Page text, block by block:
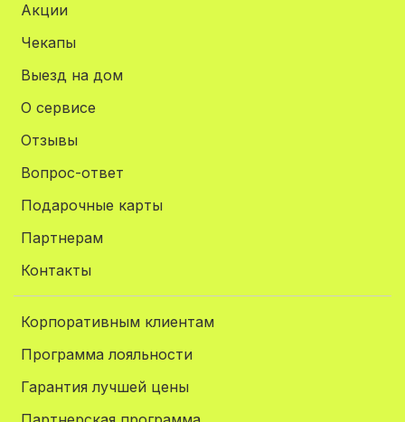
Акции
Чекапы
Выезд на дом
О сервисе
Отзывы
Вопрос-ответ
Подарочные карты
Партнерам
Контакты
Корпоративным клиентам
Программа лояльности
Гарантия лучшей цены